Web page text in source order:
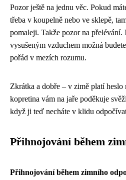
Pozor ještě na jednu věc. Pokud
třeba v koupelně nebo ve sklepě,
pomaleji. Takže pozor na
vysušeným vzduchem možná
pořád v mezích rozumu.
Zkrátka a dobře – v zimě platí heslo
kopretina vám na jaře poděkuje
když ji teď necháte v klidu
Přihnojování během
Přihnojování během zimního